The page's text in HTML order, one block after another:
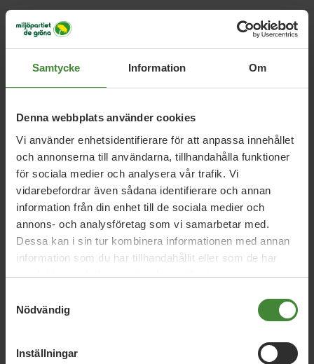
Samtycke Information Om
Denna webbplats använder cookies
Vi använder enhetsidentifierare för att anpassa innehållet
och annonserna till användarna, tillhandahålla funktioner
för sociala medier och analysera vår trafik. Vi
vidarebefordrar även sådana identifierare och annan
information från din enhet till de sociala medier och
annons- och analysföretag som vi samarbetar med.
Dessa kan i sin tur kombinera informationen med annan
information som du har tillhandahållit eller som de har
samlat in när du har använt deras tjänster.
Nödvändig
Inställningar
Relaterade nyheter
Miljöpartiet: Sverige måste ställa krav på
nya datacenter
3 augusti 2026
Pride är över – nu fortsätter kampen för
hbtqi-personers rättigheter
30 juli 2026
Earth Overshoot Day: Naturkrisen är en
säkerhetsfråga